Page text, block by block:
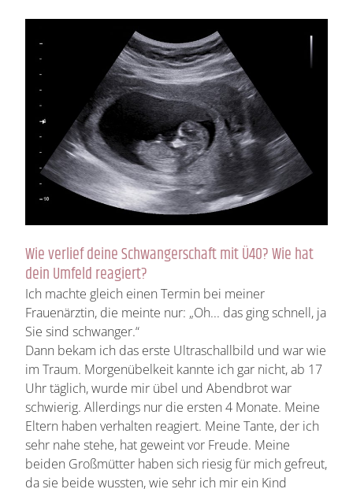
Wie verlief deine Schwangerschaft mit Ü40? Wie hat
dein Umfeld reagiert?
Ich machte gleich einen Termin bei meiner
Frauenärztin, die meinte nur: „Oh... das ging schnell, ja
Sie sind schwanger.“
Dann bekam ich das erste Ultraschallbild und war wie
im Traum. Morgenübelkeit kannte ich gar nicht, ab 17
Uhr täglich, wurde mir übel und Abendbrot war
schwierig. Allerdings nur die ersten 4 Monate. Meine
Eltern haben verhalten reagiert. Meine Tante, der ich
sehr nahe stehe, hat geweint vor Freude. Meine
beiden Großmütter haben sich riesig für mich gefreut,
da sie beide wussten, wie sehr ich mir ein Kind